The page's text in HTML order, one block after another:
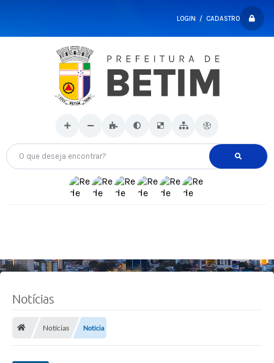
LOGIN / CADASTRO
O que deseja encontrar?
Notícias
Notícias Notícia